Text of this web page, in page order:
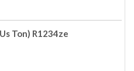
Ton) R1234ze